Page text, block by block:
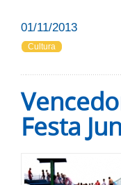
01/11/2013
Cultura
Festa